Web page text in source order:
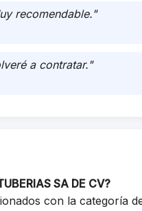
recomendable."
a contratar."
SA DE CV?
con la categoría